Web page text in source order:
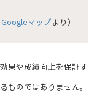
Googleマップより）
果や成績向上を保証す
るものではありません。